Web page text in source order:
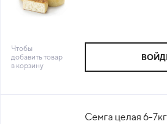
Чтобы
добавить товар
в корзину
Семга целая 6-